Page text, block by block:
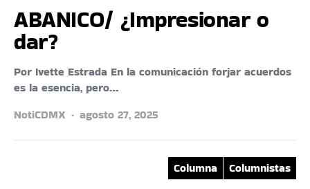
ABANICO/ ¿Impresionar o
dar?
Por Ivette Estrada En la comunicación forjar acuerdos
es la esencia, pero…
NotiCDMX
agosto 27, 2025
Columna Columnistas